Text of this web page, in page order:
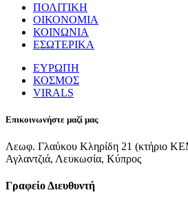
ΠΟΛΙΤΙΚΗ
ΟΙΚΟΝΟΜΙΑ
ΚΟΙΝΩΝΙΑ
ΕΣΩΤΕΡΙΚΑ
ΕΥΡΩΠΗ
ΚΟΣΜΟΣ
VIRALS
Επικοινωνήστε μαζί μας
Λεωφ. Γλαύκου Κληρίδη 21 (κτήριο
Αγλαντζιά, Λευκωσία, Κύπρος
Γραφείο Διευθυντή